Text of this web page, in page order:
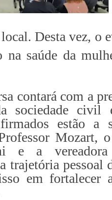
Desta vez, o
na saúde da
contará com a
sociedade
estão a
Mozart,
e a
trajetória pessoal
em fortalecer